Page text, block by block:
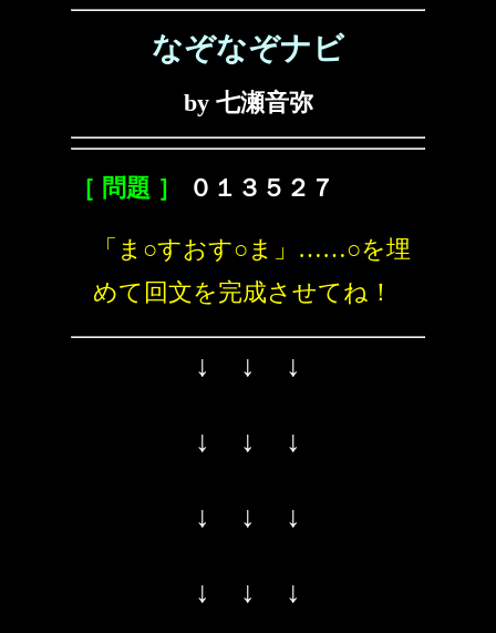
なぞなぞナビ
by 七瀬音弥
［ 問題 ］ ０１３５２７
「ま○すおす○ま」……○を埋
めて回文を完成させてね！
↓ ↓ ↓
↓ ↓ ↓
↓ ↓ ↓
↓ ↓ ↓